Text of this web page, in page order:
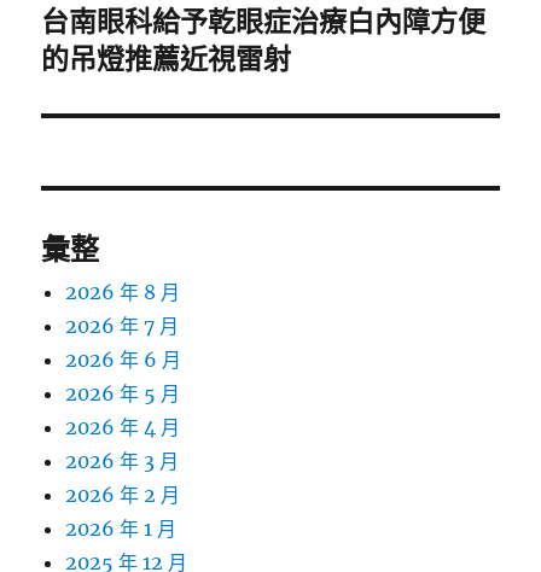
下
一
文
台南眼科給予乾眼症治療白內障方便
的吊燈推薦近視雷射
彙整
2026 年 8 月
2026 年 7 月
2026 年 6 月
2026 年 5 月
2026 年 4 月
2026 年 3 月
2026 年 2 月
2026 年 1 月
2025 年 12 月